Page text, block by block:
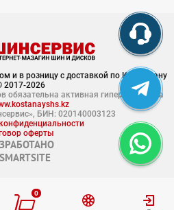
0
и в розницу с доставкой по Казахстану
2017-2026
обязательна активная гиперссылка на
БИН: 020140003123
оферты
SMARTSITE